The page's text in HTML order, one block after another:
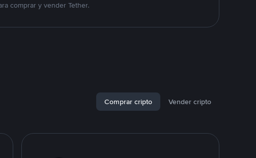
comprar y vender Tether.
Comprar cripto Vender cripto